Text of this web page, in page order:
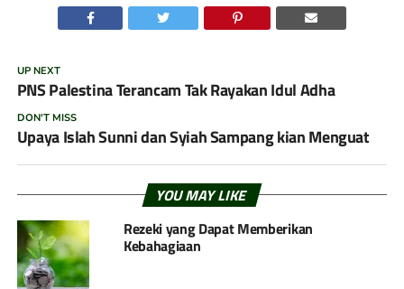
UP NEXT
PNS Palestina Terancam Tak Rayakan Idul Adha
DON'T MISS
Upaya Islah Sunni dan Syiah Sampang kian Menguat
YOU MAY LIKE
Rezeki yang Dapat Memberikan
Kebahagiaan